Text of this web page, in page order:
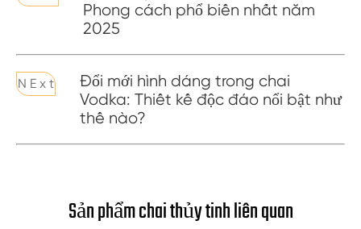
Phong cách phổ biến nhất năm
2025
N E x t
Đổi mới hình dáng trong chai
Vodka: Thiết kế độc đáo nổi bật như
thế nào?
Sản phẩm chai thủy tinh liên quan